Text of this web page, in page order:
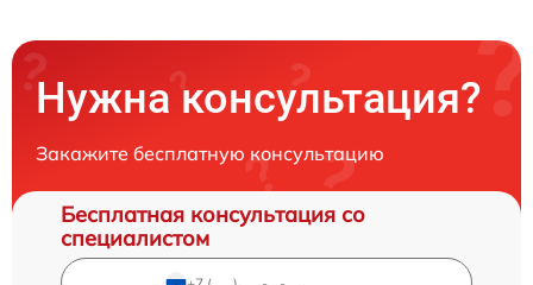
Нужна консультация?
Закажите бесплатную консультацию
Бесплатная консультация со
специалистом